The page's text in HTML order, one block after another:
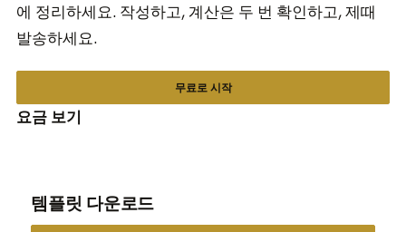
에 정리하세요. 작성하고, 계산은 두 번 확인하고, 제때
발송하세요.
무료로 시작
요금 보기
템플릿 다운로드